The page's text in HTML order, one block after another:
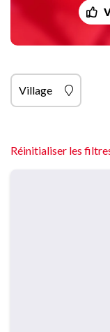
Village
Réinitialiser les